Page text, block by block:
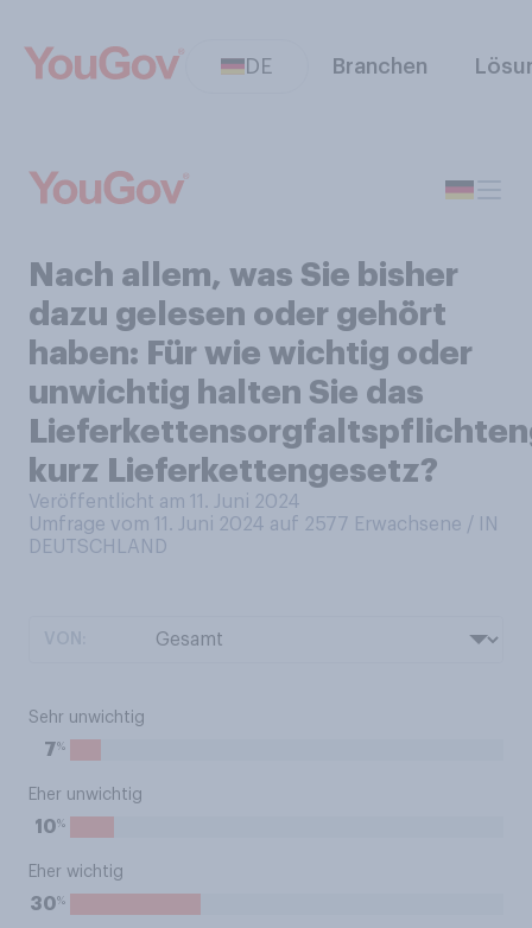
DE Branchen
Nach allem, was Sie bisher
dazu gelesen oder gehört
haben: Für wie wichtig oder
unwichtig halten Sie das
kurz Lieferkettengesetz?
Veröffentlicht am 11. Juni 2024
Umfrage vom 11. Juni 2024 auf 2577 Erwachsene / IN
DEUTSCHLAND
Sehr unwichtig
7%
Eher unwichtig
10%
Eher wichtig
30%